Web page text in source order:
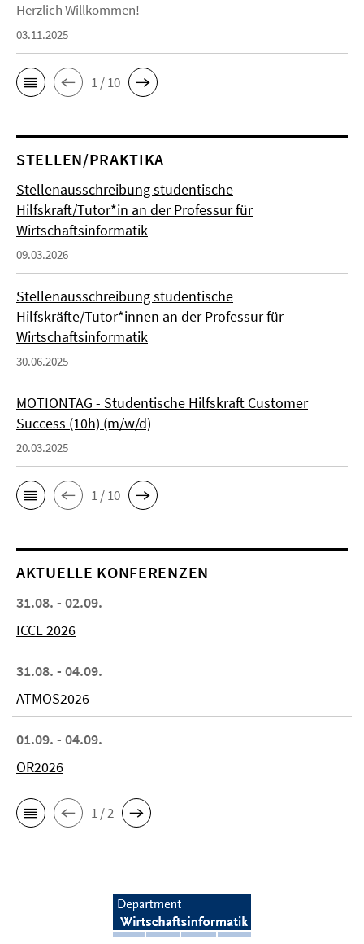
Herzlich Willkommen!
03.11.2025
1 / 10
STELLEN/PRAKTIKA
Stellenausschreibung studentische
Hilfskraft/Tutor*in an der Professur für
Wirtschaftsinformatik
09.03.2026
Stellenausschreibung studentische
Hilfskräfte/Tutor*innen an der Professur für
Wirtschaftsinformatik
30.06.2025
MOTIONTAG - Studentische Hilfskraft Customer
Success (10h) (m/w/d)
20.03.2025
1 / 10
AKTUELLE KONFERENZEN
31.08. - 02.09.
ICCL 2026
31.08. - 04.09.
ATMOS2026
01.09. - 04.09.
OR2026
1 / 2